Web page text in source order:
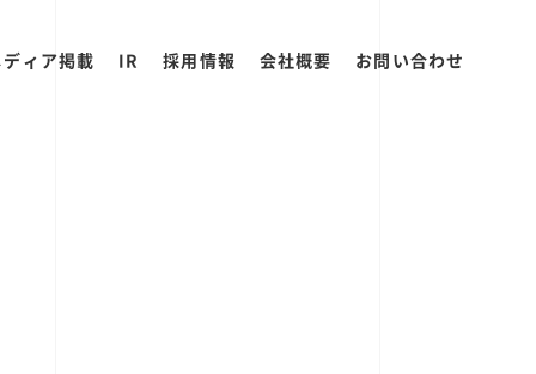
ィア掲載 IR 採用情報 会社概要 お問い合わせ